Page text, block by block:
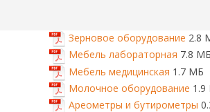
Зерновое оборудование 2.8
Мебель лабораторная 7.8 МБ
Мебель медицинская 1.7 МБ
Молочное оборудование
Ареометры и бутирометры